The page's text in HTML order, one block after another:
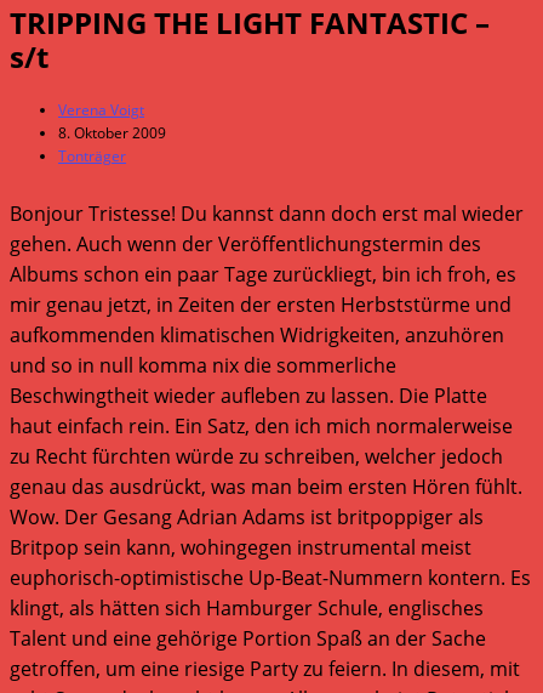
TRIPPING THE LIGHT FANTASTIC –
s/t
Beitrags-
Autor:
Verena Voigt
Beitrag
veröffentlicht:
8. Oktober 2009
Beitrags-
Tonträger
Bonjour Tristesse! Du kannst dann doch erst mal wieder
gehen. Auch wenn der Veröffentlichungstermin des
Albums schon ein paar Tage zurückliegt, bin ich froh, es
mir genau jetzt, in Zeiten der ersten Herbststürme und
aufkommenden klimatischen Widrigkeiten, anzuhören
und so in null komma nix die sommerliche
Beschwingtheit wieder aufleben zu lassen. Die Platte
haut einfach rein. Ein Satz, den ich mich normalerweise
zu Recht fürchten würde zu schreiben, welcher jedoch
genau das ausdrückt, was man beim ersten Hören fühlt.
Wow. Der Gesang Adrian Adams ist britpoppiger als
Britpop sein kann, wohingegen instrumental meist
euphorisch-optimistische Up-Beat-Nummern kontern. Es
klingt, als hätten sich Hamburger Schule, englisches
Talent und eine gehörige Portion Spaß an der Sache
getroffen, um eine riesige Party zu feiern. In diesem, mit